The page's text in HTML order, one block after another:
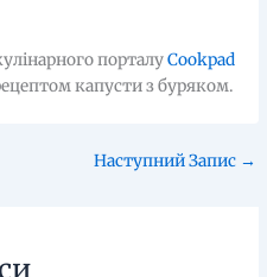
порталуCookpad
капусти з буряком.
Наступний Запис →